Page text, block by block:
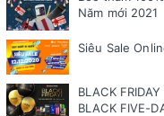
Năm mới 2021
Siêu Sale
BLACK
BLACK FIVE-